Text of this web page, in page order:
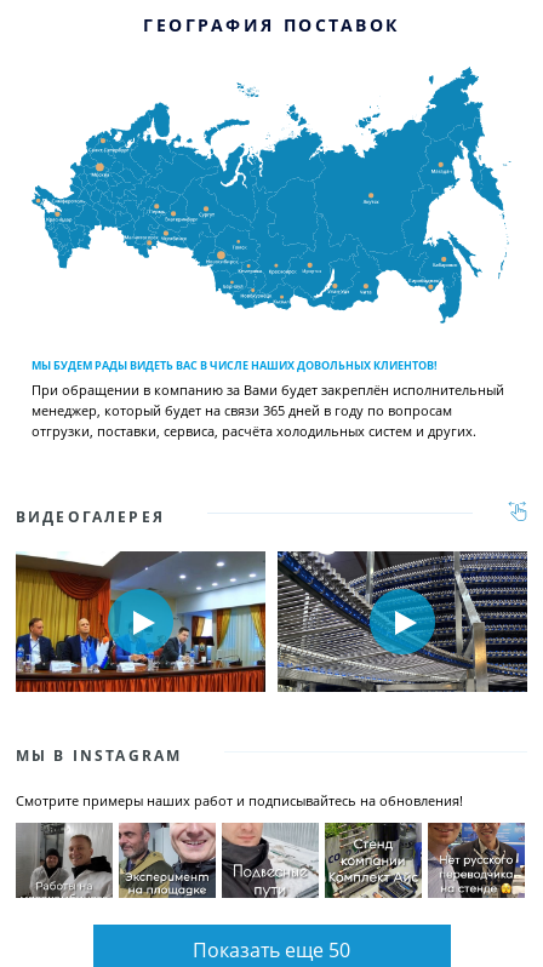
ГЕОГРАФИЯ ПОСТАВОК
МЫ БУДЕМ РАДЫ ВИДЕТЬ ВАС В ЧИСЛЕ НАШИХ ДОВОЛЬНЫХ КЛИЕНТОВ!
При обращении в компанию за Вами будет закреплён исполнительный
менеджер, который будет на связи 365 дней в году по вопросам
отгрузки, поставки, сервиса, расчёта холодильных систем и других.
ВИДЕОГАЛЕРЕЯ
МЫ В INSTAGRAM
Смотрите примеры наших работ и подписывайтесь на обновления!
Показать еще 50